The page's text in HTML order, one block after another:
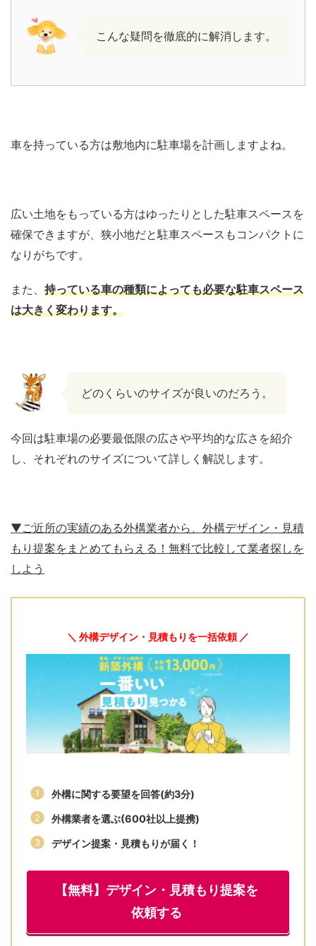
こんな疑問を徹底的に解消します。
車を持っている方は敷地内に駐車場を計画しますよね。
広い土地をもっている方はゆったりとした駐車スペースを
確保できますが、狭小地だと駐車スペースもコンパクトに
なりがちです。
また、 持っている車の種類によっても必要な駐車スペース
は大きく変わります。
どのくらいのサイズが良いのだろう。
今回は駐車場の必要最低限の広さや平均的な広さを紹介
し、それぞれのサイズについて詳しく解説します。
▼ご近所の実績のある外構業者から、外構デザイン・見積
もり提案をまとめてもらえる！無料で比較して業者探しを
しよう
＼ 外構デザイン・見積もりを一括依頼 ／
外構に関する要望を回答(約3分)
外構業者を選ぶ(600社以上提携)
デザイン提案・見積もりが届く！
【無料】デザイン・見積もり提案を
依頼する